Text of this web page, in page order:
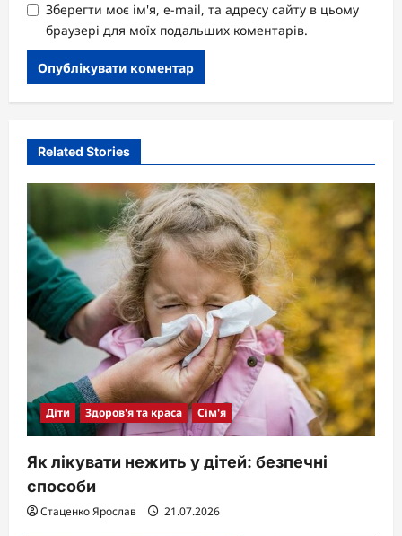
Зберегти моє ім'я, e-mail, та адресу сайту в цьому
браузері для моїх подальших коментарів.
Related Stories
Діти Здоров'я та краса Сім'я
Як лікувати нежить у дітей: безпечні
способи
Стаценко Ярослав 21.07.2026